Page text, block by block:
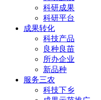
科研成果
科研平台
成果转化
科技产品
良种良苗
所办企业
新品种
服务三农
科技下乡